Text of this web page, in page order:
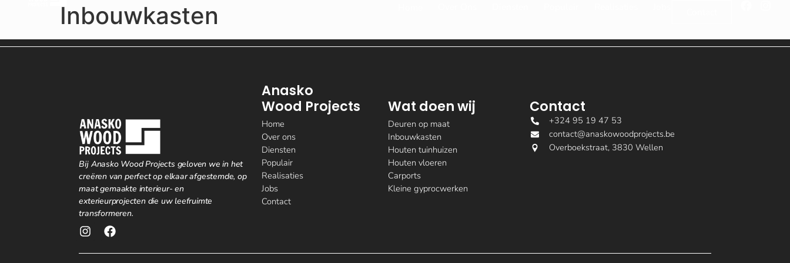
Inbouwkasten
Bij Anasko Wood Projects geloven we in het
creëren van perfect op elkaar afgestemde, op
maat gemaakte interieur- en
exterieurprojecten die uw leefruimte
transformeren.
Anasko
Wood Projects
Home
Over ons
Diensten
Populair
Realisaties
Jobs
Contact
Wat doen wij
Deuren op maat
Inbouwkasten
Houten tuinhuizen
Houten vloeren
Carports
Kleine gyprocwerken
Contact
+324 95 19 47 53
contact@anaskowoodprojects.be
Overboekstraat, 3830 Wellen